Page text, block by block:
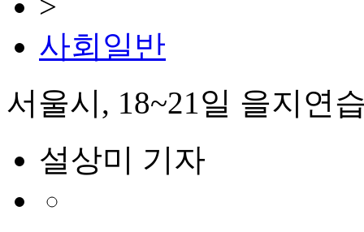
사회일반
서울시, 18~21일 을지연
설상미 기자